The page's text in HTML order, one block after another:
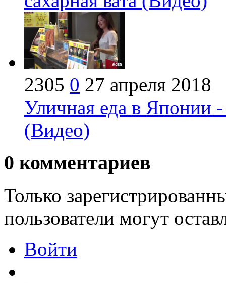
2305 0 27 апреля 2018
Уличная еда в Японии
(Видео)
0 комментариев
Только
пользователи могут
Войти